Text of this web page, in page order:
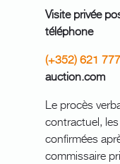
Visite privée
téléphone
(+352) 621
auction.com
Le procès
contractuel,
confirmées
commissaire